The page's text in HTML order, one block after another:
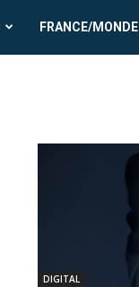
FRANCE/MONDE
DIGITAL